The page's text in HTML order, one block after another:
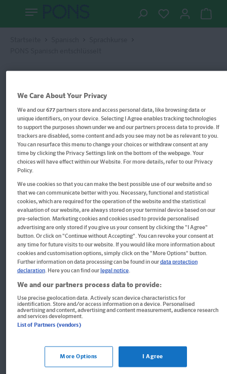
Im Buch blättern
PONS Spanisch entschlüsselt
Mit einfachen Bausteinen in jeder Situation mitreden
Format: 15,0 x 21,0 cm, 208 Seiten
ISBN: 978-3-12-562187-9
Derzeit nicht erhältlich.
We Care About Your Privacy
We and our677partners store and access personal data, like browsing data or
unique identifiers, on your device. Selecting I Agree enables tracking technologies
to support the purposes shown under we and our partners process data to provide. If
trackers are disabled, some content and ads you see may not be as relevant to you.
You can resurface this menu to change your choices or withdraw consent at any
time by clicking the Privacy Settings link on the bottom of the webpage. Your
choices will have effect within our Website. For more details, refer to our Privacy
Policy.
We use cookies so that you can make the best possible use of our website and so
that we can communicate better with you. Necessary, functional and statistical
cookies, which are required for the operation of the website and the statistical
evaluation of our website, are always stored on your terminal device based on our
pre-selection. Marketing cookies and cookies used to provide personalised
advertising are only stored if you give us your consent by clicking the "I Agree"
button. Or click on "Continue without Accepting". You can revoke your consent at
any time for future visits to our website. If you would like more information about
cookies and customisation options, simply click on the "More Options" button.
Further information on data processing can be found in ourdata protection
declaration. Here you can find our legal notice.
We and our partners process data to provide:
Use precise geolocation data. Actively scan device characteristics for
identification. Store and/or access information on a device. Personalised
advertising and content, advertising and content measurement, audience research
and services development.
List of Partners (vendors)
More Options I Agree